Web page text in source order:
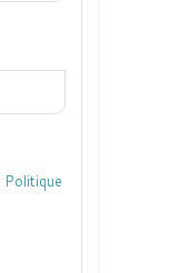
Politique